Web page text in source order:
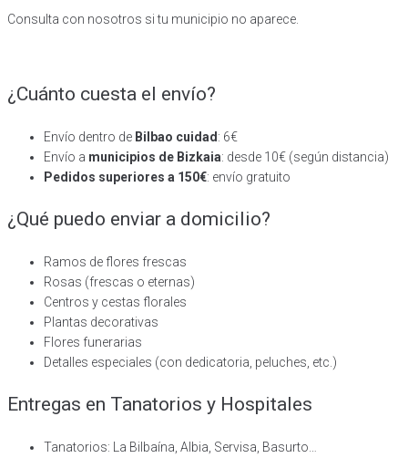
Consulta con nosotros si tu municipio no aparece.
¿Cuánto cuesta el envío?
Envío dentro de Bilbao cuidad: 6€
Envío a municipios de Bizkaia: desde 10€ (según distancia)
Pedidos superiores a 150€: envío gratuito
¿Qué puedo enviar a domicilio?
Ramos de flores frescas
Rosas (frescas o eternas)
Centros y cestas florales
Plantas decorativas
Flores funerarias
Detalles especiales (con dedicatoria, peluches, etc.)
Entregas en Tanatorios y Hospitales
Tanatorios: La Bilbaína, Albia, Servisa, Basurto…